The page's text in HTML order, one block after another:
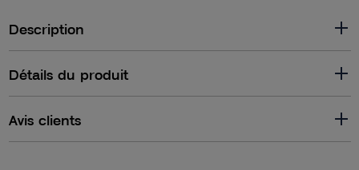
Description
Détails du produit
Avis clients